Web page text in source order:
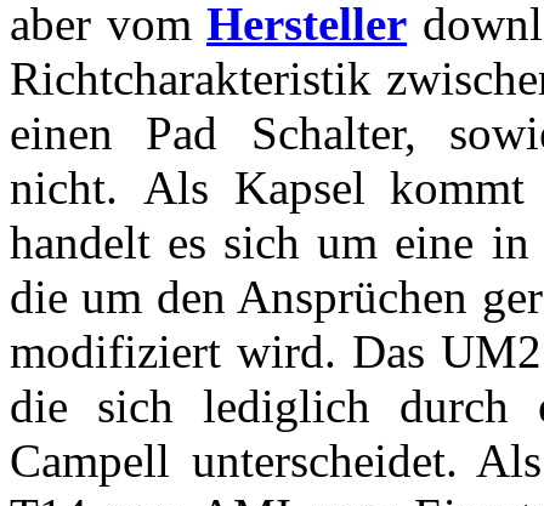
aber vom Hersteller
Richtcharakteristik
einen Pad Schalter,
nicht. Als Kapsel
handelt es sich um eine
die um den Ansprüchen
modifiziert wird. Das
die sich lediglich durch
Campell unterscheidet.